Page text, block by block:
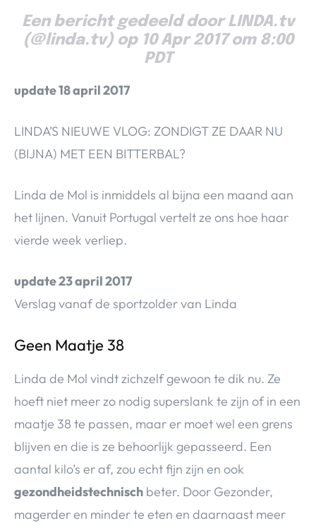
Een bericht gedeeld door LINDA.tv
(@linda.tv) op 10 Apr 2017 om 8:00
PDT
update 18 april 2017
LINDA’S NIEUWE VLOG: ZONDIGT ZE DAAR NU
(BIJNA) MET EEN BITTERBAL?
Linda de Mol is inmiddels al bijna een maand aan
het lijnen. Vanuit Portugal vertelt ze ons hoe haar
vierde week verliep.
update 23 april 2017
Verslag vanaf de sportzolder van Linda
Geen Maatje 38
Linda de Mol vindt zichzelf gewoon te dik nu. Ze
hoeft niet meer zo nodig superslank te zijn of in een
maatje 38 te passen, maar er moet wel een grens
blijven en die is ze behoorlijk gepasseerd. Een
aantal kilo’s er af, zou echt fijn zijn en ook
gezondheidstechnisch beter. Door Gezonder,
magerder en minder te eten en daarnaast meer